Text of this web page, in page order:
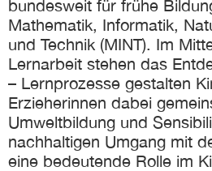
bundesweit für frühe
Mathematik, Informatik,
und Technik (MINT). Im
Lernarbeit stehen das
– Lernprozesse gestalten
Erzieherinnen dabei
Umweltbildung und
nachhaltigen Umgang mit
eine bedeutende Rolle im